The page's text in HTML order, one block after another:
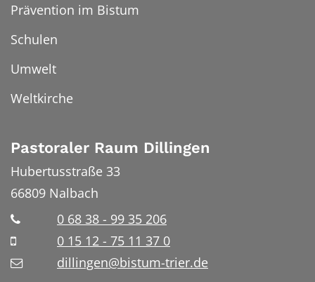
Prävention im Bistum
Schulen
Umwelt
Weltkirche
Pastoraler Raum Dillingen
Hubertusstraße 33
66809 Nalbach
0 68 38 - 99 35 206
0 15 12 - 75 11 37 0
dillingen@bistum-trier.de